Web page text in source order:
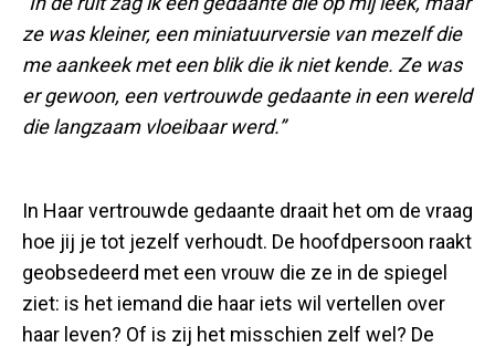
ze was kleiner, een miniatuurversie van mezelf die
me aankeek met een blik die ik niet kende. Ze was
er gewoon, een vertrouwde gedaante in een wereld
die langzaam vloeibaar werd.”
In Haar vertrouwde gedaante draait het om de vraag
hoe jij je tot jezelf verhoudt. De hoofdpersoon raakt
geobsedeerd met een vrouw die ze in de spiegel
ziet: is het iemand die haar iets wil vertellen over
haar leven? Of is zij het misschien zelf wel? De